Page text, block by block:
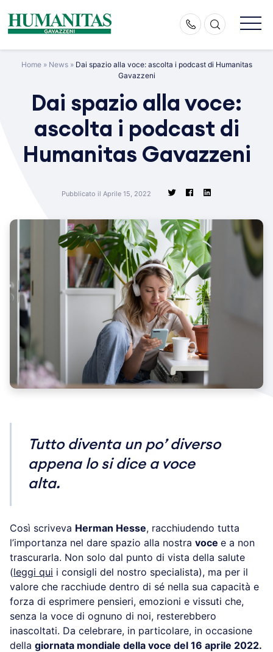
content
Home» News» Dai spazio alla voce: ascolta i podcast di Humanitas
Gavazzeni
Dai spazio alla voce:
ascolta i podcast di
Humanitas Gavazzeni
Pubblicato il Aprile 15, 2022
Tutto diventa un po’ diverso
appena lo si dice a voce
alta.
Così scriveva Herman Hesse, racchiudendo tutta
l’importanza nel dare spazio alla nostra voce e a non
trascurarla. Non solo dal punto di vista della salute
(leggi qui i consigli del nostro specialista), ma per il
valore che racchiude dentro di sé nella sua capacità e
forza di esprimere pensieri, emozioni e vissuti che,
senza la voce di ognuno di noi, resterebbero
inascoltati. Da celebrare, in particolare, in occasione
della giornata mondiale della voce del 16 aprile 2022.